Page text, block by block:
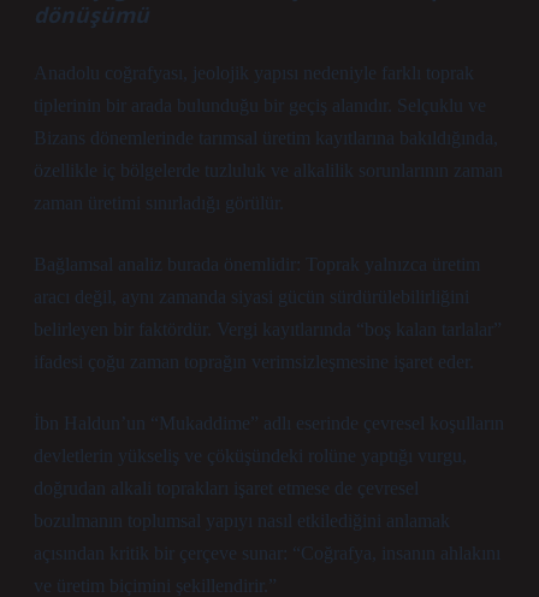
dönüşümü
Anadolu coğrafyası, jeolojik yapısı nedeniyle farklı toprak
tiplerinin bir arada bulunduğu bir geçiş alanıdır. Selçuklu ve
Bizans dönemlerinde tarımsal üretim kayıtlarına bakıldığında,
özellikle iç bölgelerde tuzluluk ve alkalilik sorunlarının zaman
zaman üretimi sınırladığı görülür.
Bağlamsal analiz burada önemlidir: Toprak yalnızca üretim
aracı değil, aynı zamanda siyasi gücün sürdürülebilirliğini
belirleyen bir faktördür. Vergi kayıtlarında “boş kalan tarlalar”
ifadesi çoğu zaman toprağın verimsizleşmesine işaret eder.
İbn Haldun’un “Mukaddime” adlı eserinde çevresel koşulların
devletlerin yükseliş ve çöküşündeki rolüne yaptığı vurgu,
doğrudan alkali toprakları işaret etmese de çevresel
bozulmanın toplumsal yapıyı nasıl etkilediğini anlamak
açısından kritik bir çerçeve sunar: “Coğrafya, insanın ahlakını
ve üretim biçimini şekillendirir.”